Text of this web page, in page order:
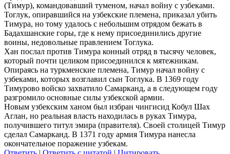
(Тимур), командовавший туменом, начал войну с узбеками.
Тоглук, опиравшийся на узбекские племена, приказал убить
Тимура, но тому удалось с небольшим отрядом бежать в
Бадахшанские горы, где к нему присоединились другие
воины, недовольные правлением Тоглука.
Хан послал против Тимура конный отряд в тысячу человек,
который почти целиком присоединился к мятежникам.
Опираясь на туркменские племена, Тимур начал войну с
узбеками, которых возглавил сын Тоглука. В 1369 году
Тимурово войско захватило Самарканд, а в следующем году
разгромило основные силы узбекской армии.
Новым узбекским ханом был избран чингисид Кобул Шах
Аглан, но реальная власть находилась в руках Тимура,
получившего титул эмира (правителя). Своей столицей Тимур
сделал Самарканд. В 1371 году армия Тимура нанесла
окончательное поражение узбекам.